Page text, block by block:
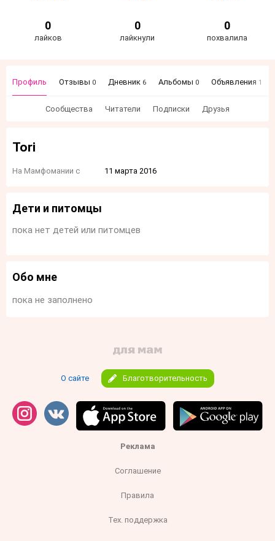
0
лайков
0
лайкнули
0
похвалила
Профиль Отзывы 0 Дневник 6 Альбомы 0 Объявления 1
Сообщества Читатели Подписки Друзья
Tori
На Мамфомании с 11 марта 2016
Дети и питомцы
пока нет детей или питомцев
Обо мне
пока не заполнено
О сайте Благотворительность
Реклама
Соглашение
Правила
Тех. поддержка